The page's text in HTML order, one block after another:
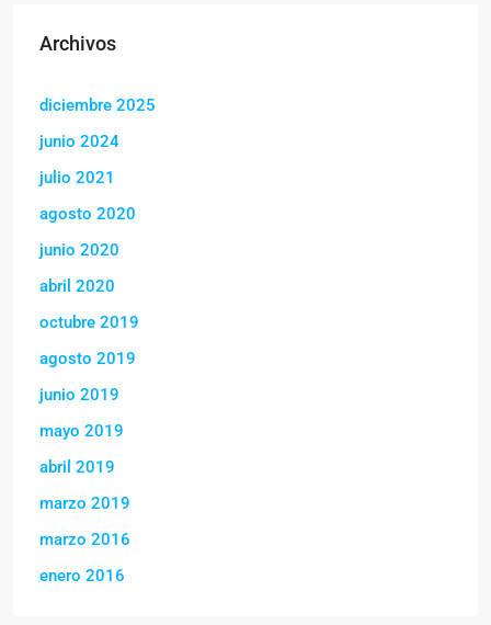
Archivos
diciembre 2025
junio 2024
julio 2021
agosto 2020
junio 2020
abril 2020
octubre 2019
agosto 2019
junio 2019
mayo 2019
abril 2019
marzo 2019
marzo 2016
enero 2016